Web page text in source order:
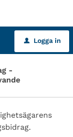
u Logga in
-